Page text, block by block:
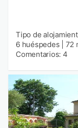
Tipo de
6 huéspedes
72
Comentarios: 4